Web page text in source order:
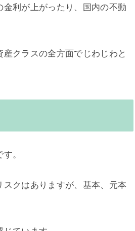
利が上がったり、国内の不動
クラスの全方面でじわじわと
。
クはありますが、基本、元本